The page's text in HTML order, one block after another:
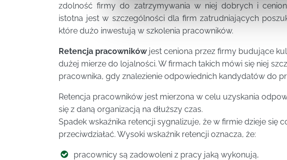
zdolność firmy do zatrzymywania w niej dobrych i
istotna jest w szczególności dla firm zatrudniających
które dużo inwestują w szkolenia pracowników.
Retencja pracownikówjest ceniona przez firmy budujące
dużej mierze do lojalności. W firmach takich mówi się niej
pracownika, gdy znalezienie odpowiednich kandydatów do
Retencja pracowników jest mierzona w celu uzyskania
się z daną organizacją na dłuższy czas.
Spadek wskaźnika retencji sygnalizuje, że w firmie dzieje się
przeciwdziałać. Wysoki wskaźnik retencji oznacza, że:
pracownicy są zadowoleni z pracy jaką wykonują,